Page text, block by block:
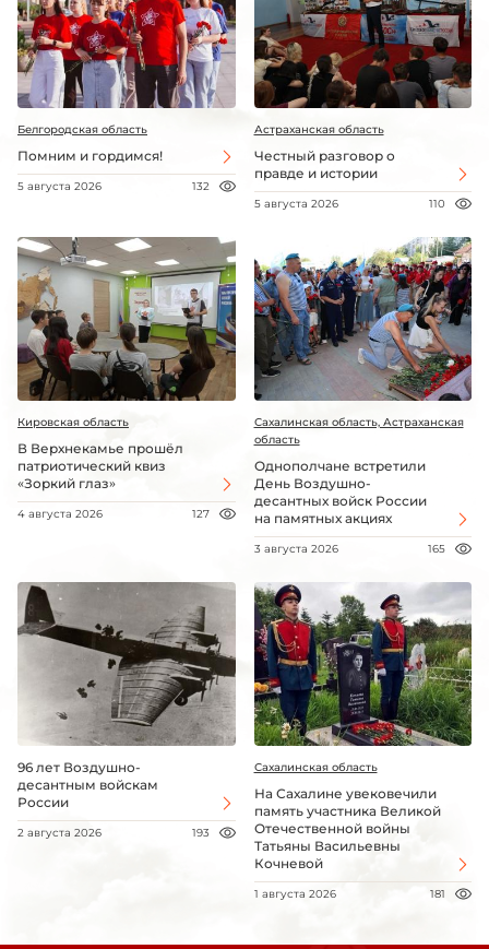
Белгородская область
Помним и гордимся!
5 августа 2026 132
Астраханская область
Честный разговор о
правде и истории
5 августа 2026 110
Кировская область
В Верхнекамье прошёл
патриотический квиз
«Зоркий глаз»
4 августа 2026 127
Сахалинская область, Астраханская
область
Однополчане встретили
День Воздушно-
десантных войск России
на памятных акциях
3 августа 2026 165
96 лет Воздушно-
десантным войскам
России
2 августа 2026 193
Сахалинская область
На Сахалине увековечили
память участника Великой
Отечественной войны
Татьяны Васильевны
Кочневой
1 августа 2026 181